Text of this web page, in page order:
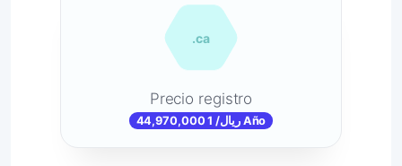
.ca
Precio registro
44,970,000 ریال/ 1 Año